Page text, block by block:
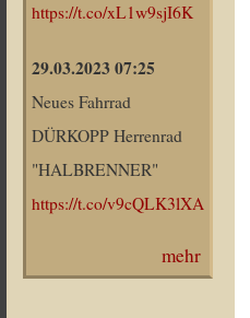
https://t.co/xL1w9sjI6K
29.03.2023 07:25
Neues Fahrrad
DÜRKOPP Herrenrad
"HALBRENNER"
https://t.co/v9cQLK3lXA
mehr